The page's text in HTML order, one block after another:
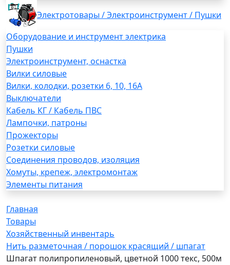
Электротовары / Электроинструмент / Пушки
Оборудование и инструмент электрика
Пушки
Электроинструмент, оснастка
Вилки силовые
Вилки, колодки, розетки 6, 10, 16А
Выключатели
Кабель КГ / Кабель ПВС
Лампочки, патроны
Прожекторы
Розетки силовые
Соединения проводов, изоляция
Хомуты, крепеж, электромонтаж
Элементы питания
Главная
Товары
Хозяйственный инвентарь
Нить разметочная / порошок красящий / шпагат
Шпагат полипропиленовый, цветной 1000 текс, 500м